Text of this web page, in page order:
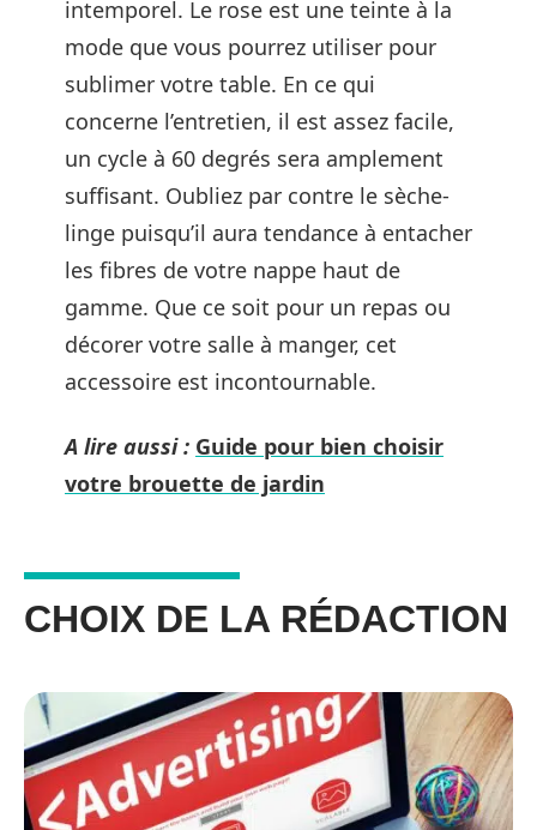
intemporel. Le rose est une teinte à la
mode que vous pourrez utiliser pour
sublimer votre table. En ce qui
concerne l’entretien, il est assez facile,
un cycle à 60 degrés sera amplement
suffisant. Oubliez par contre le sèche-
linge puisqu’il aura tendance à entacher
les fibres de votre nappe haut de
gamme. Que ce soit pour un repas ou
décorer votre salle à manger, cet
accessoire est incontournable.
A lire aussi : Guide pour bien choisir
votre brouette de jardin
CHOIX DE LA RÉDACTION